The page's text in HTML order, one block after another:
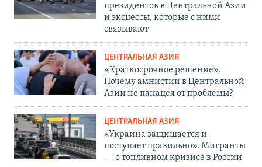
президентов в Центральной Азии
и эксцессы, которые с ними
связывают
ЦЕНТРАЛЬНАЯ АЗИЯ
«Краткосрочное решение».
Почему амнистии в Центральной
Азии не панацея от проблемы?
ЦЕНТРАЛЬНАЯ АЗИЯ
«Украина защищается и
поступает правильно». Мигранты
— о топливном кризисе в России